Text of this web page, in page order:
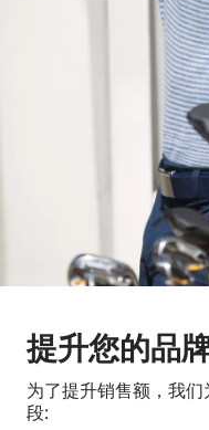
提升您的品
为了提升销售额，我
段: